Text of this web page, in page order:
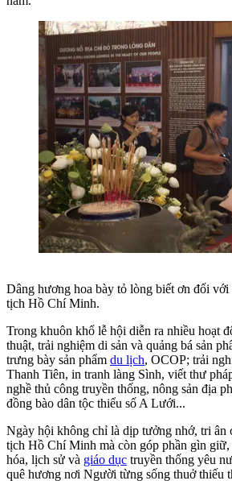
Dâng hương hoa bày tỏ lòng biết ơn đối
tịch Hồ Chí Minh.
Trong khuôn khổ lễ hội diễn ra nhiều hoạt
thuật, trải nghiệm di sản và quảng bá sản
trưng bày sản phẩm du lịch, OCOP; trải
Thanh Tiên, in tranh làng Sình, viết thư
nghề thủ công truyền thống, nông sản địa
đồng bào dân tộc thiểu số A Lưới...
Ngày hội không chỉ là dịp tưởng nhớ, tri ân
tịch Hồ Chí Minh mà còn góp phần gìn giữ,
hóa, lịch sử và giáo dục truyền thống yêu
quê hương nơi Người từng sống thuở thiếu